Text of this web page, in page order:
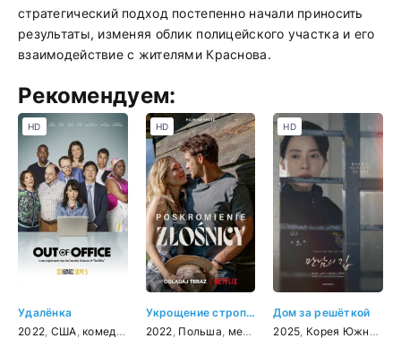
стратегический подход постепенно начали приносить
результаты, изменяя облик полицейского участка и его
взаимодействие с жителями Краснова.
Рекомендуем:
Удалёнка
2022 США комедия
HD
Укрощение строптивой
2022 Польша мелодрама ,комедия
HD
Дом за решёткой
2025 Корея Южная
HD